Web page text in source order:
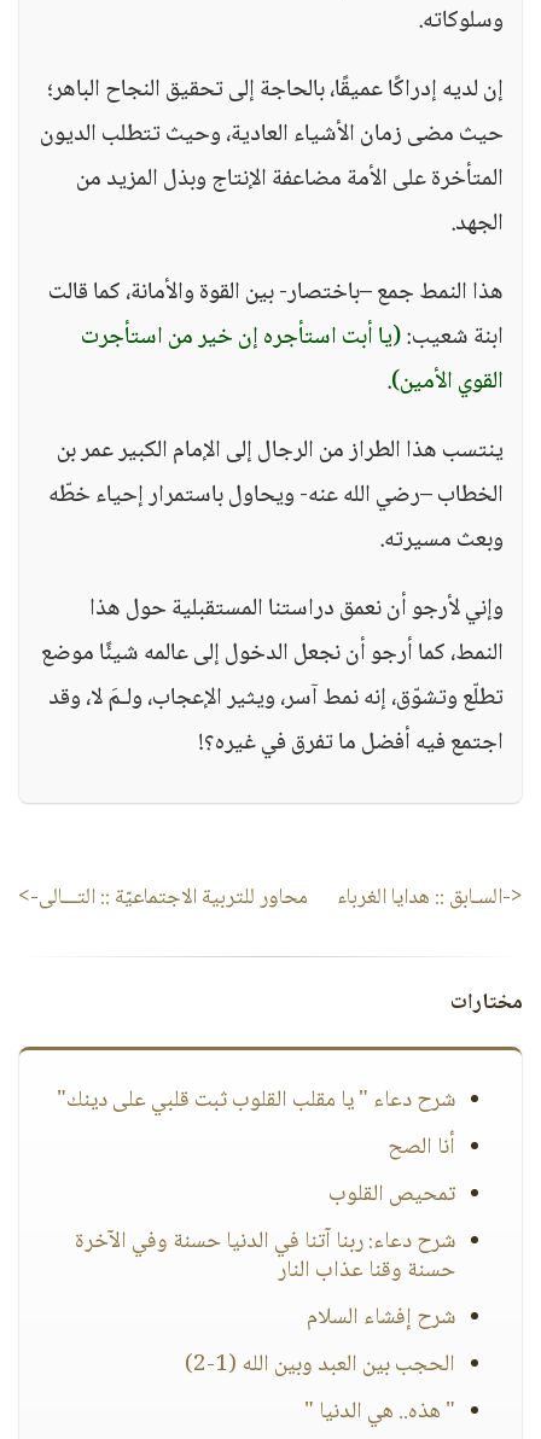
وسلوكاته.
إن لديه إدراكًا عميقًا، بالحاجة إلى تحقيق النجاح الباهر؛
حيث مضى زمان الأشياء العادية، وحيث تتطلب الديون
المتأخرة على الأمة مضاعفة الإنتاج وبذل المزيد من
الجهد.
هذا النمط جمع –باختصار- بين القوة والأمانة، كما قالت
ابنة شعيب:(يا أبت استأجره إن خير من استأجرت
القوي الأمين).
ينتسب هذا الطراز من الرجال إلى الإمام الكبير عمر بن
الخطاب –رضي الله عنه- ويحاول باستمرار إحياء خطّه
وبعث مسيرته.
وإني لأرجو أن نعمق دراستنا المستقبلية حول هذا
النمط، كما أرجو أن نجعل الدخول إلى عالمه شيئًا موضع
تطلّع وتشوّق، إنه نمط آسر، ويثير الإعجاب، ولـمَ لا، وقد
اجتمع فيه أفضل ما تفرق في غيره؟!
<-السـابق :: هدايا الغرباء محاور للتربية الاجتماعيّة :: التـــالى->
مختارات
شرح دعاء " يا مقلب القلوب ثبت قلبي على دينك"
أنا الصح
تمحيص القلوب
شرح دعاء: ربنا آتنا في الدنيا حسنة وفي الآخرة
حسنة وقنا عذاب النار
شرح إفشاء السلام
الحجب بين العبد وبين الله (1-2)
" هذه.. هي الدنيا "